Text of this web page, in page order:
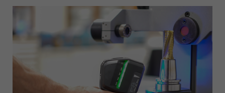
Việt Nam
tiếng việt
ประเทศไทย